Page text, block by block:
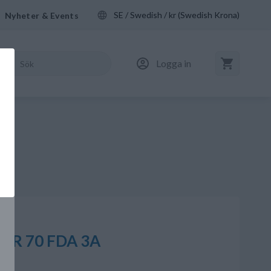
Nyheter & Events SE / Swedish / kr (Swedish Krona)
Logga in
70 FDA 3A